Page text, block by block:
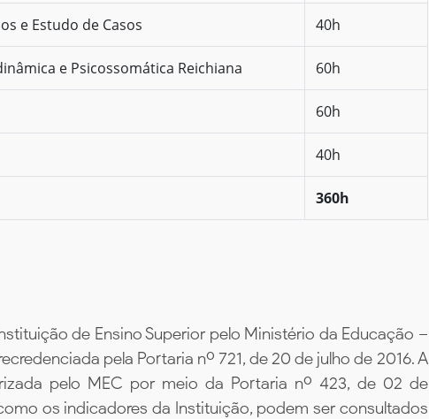
e Estudo de Casos 40h
e Psicossomática Reichiana 60h
60h
40h
360h
de Ensino Superior pelo Ministério da Educação –
pela Portaria nº 721, de 20 de julho de 2016. A
pelo MEC por meio da Portaria nº 423, de 02 de
os indicadores da Instituição, podem ser consultados